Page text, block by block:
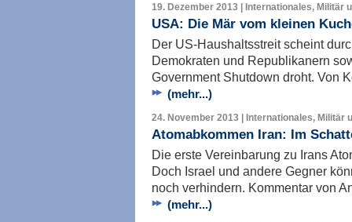
19. Dezember 2013 | Internationales, Militär
USA: Die Mär vom kleinen
Der US-Haushaltsstreit scheint
Demokraten und Republikanern
Government Shutdown droht. Von
(mehr...)
24. November 2013 | Internationales, Militär
Atomabkommen Iran: Im
Die erste Vereinbarung zu Irans
Doch Israel und andere Gegner
noch verhindern. Kommentar von
(mehr...)